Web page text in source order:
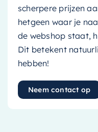
scherpere prijzen
hetgeen waar je
de webshop staat,
Dit betekent
hebben!
Neem contact op